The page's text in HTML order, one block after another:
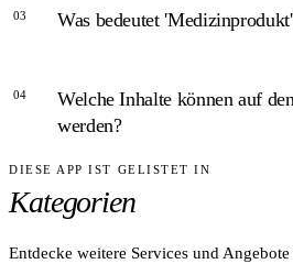
Nein. Der Hörstift funktioniert
03 Was bedeutet
Der Hörstift ist als
bedeutet, dass er regulatorischen
unterscheidet ihn von einem
04
Welche Inhalte können auf
werden?
ANTWORT
Eigene Tonaufnahmen, Musik,
die betroffene Person hat. Die
DIESE APP IST GELISTET IN
Kategorien
Entdecke weitere Services und